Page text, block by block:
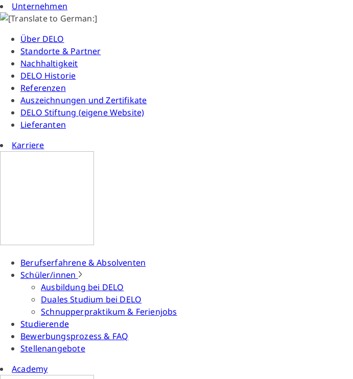
Unternehmen
Über DELO
Standorte & Partner
Nachhaltigkeit
DELO Historie
Referenzen
Auszeichnungen und Zertifikate
DELO Stiftung (eigene Website)
Lieferanten
Karriere
Berufserfahrene & Absolventen
Schüler/innen
Ausbildung bei DELO
Duales Studium bei DELO
Schnupperpraktikum & Ferienjobs
Studierende
Bewerbungsprozess & FAQ
Stellenangebote
Academy